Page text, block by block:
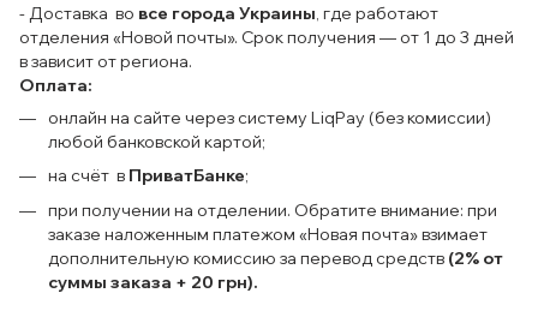
- Доставка во все города Украины, где работают
отделения «Новой почты». Срок получения — от 1 до 3 дней
в зависит от региона.
Оплата:
онлайн на сайте через систему LiqPay (без комиссии)
любой банковской картой;
на счёт в ПриватБанке;
при получении на отделении. Обратите внимание: при
заказе наложенным платежом «Новая почта» взимает
дополнительную комиссию за перевод средств (2% от
суммы заказа + 20 грн).